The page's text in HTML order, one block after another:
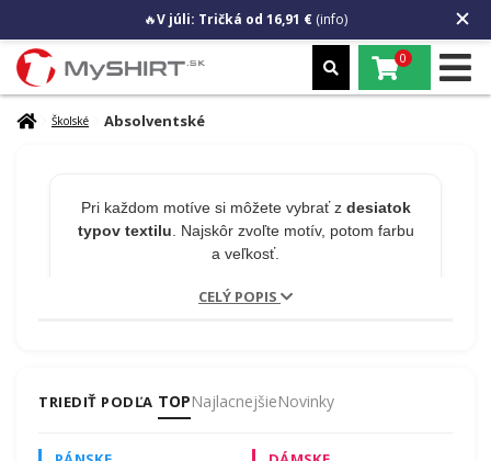
🔥V júli: Tričká od 16,91 € (info)
0
Školské Absolventské
Pri každom motíve si môžete vybrať z desiatok
typov textilu . Najskôr zvoľte motív, potom farbu
a veľkosť.
ZADARMO
CELÝ POPIS
TRIEDIŤ PODĽA TOPNajlacnejšieNovinky